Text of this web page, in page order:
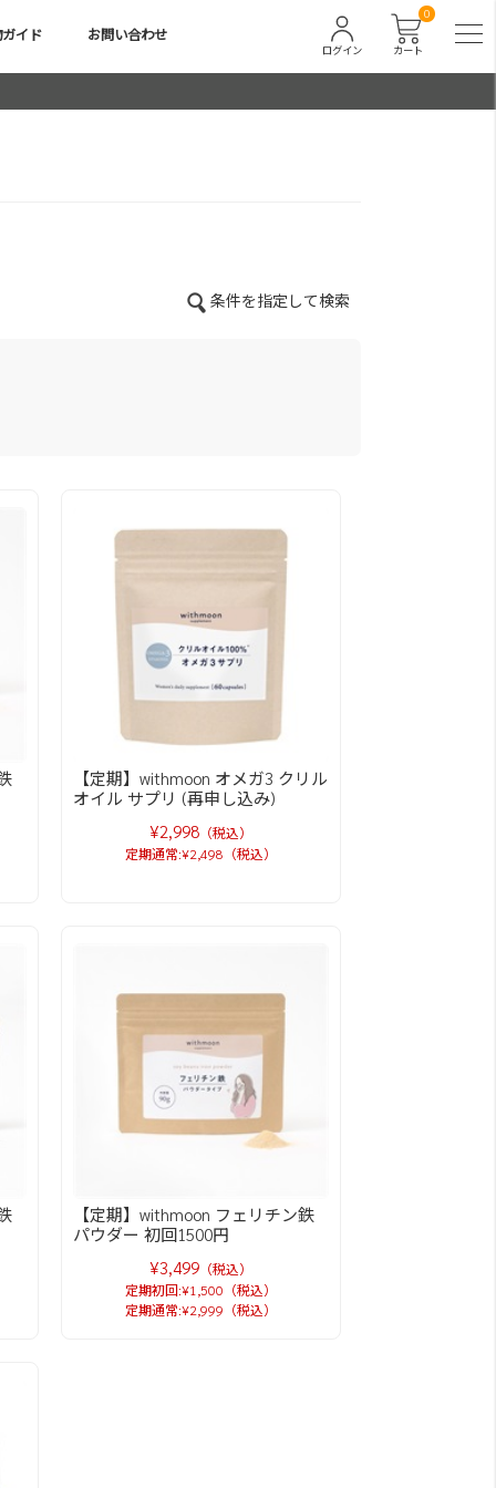
イド お問い合わせ
カート
0
ログイン
条件を指定して検索
【定期】withmoon オメガ3 クリル
オイル サプリ (再申し込み)
¥2,998 （税込）
定期通常:¥2,498（税込）
【定期】withmoon フェリチン鉄
パウダー 初回1500円
¥3,499 （税込）
定期初回:¥1,500（税込）
定期通常:¥2,999（税込）